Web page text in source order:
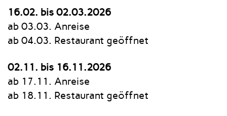
16.02. bis 02.03.2026
ab 03.03. Anreise
ab 04.03. Restaurant geöffnet
02.11. bis 16.11.2026
ab 17.11. Anreise
ab 18.11. Restaurant geöffnet